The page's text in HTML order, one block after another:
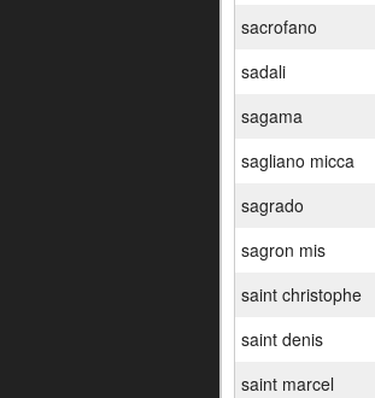
sacrofano
sadali
sagama
sagliano micca
sagrado
sagron mis
saint christophe
saint denis
saint marcel